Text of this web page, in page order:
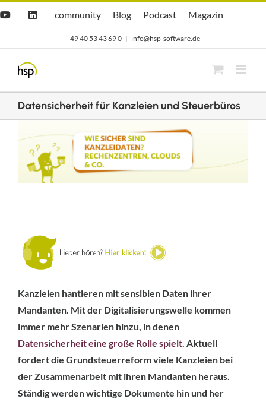
YouTubeLinkedIn
Hsp
community
community
hsp
Blog
Blog Opti.Cast
Podcast Opti.Mag
Magazin
+49 40 53 43 69 0 | info@hsp-software.de
Datensicherheit für Kanzleien und Steuerbüros
grösseres
Bild
Kanzleien hantieren mit sensiblen Daten ihrer
Mandanten. Mit der Digitalisierungswelle kommen
immer mehr Szenarien hinzu, in denen
Datensicherheit eine große Rolle spielt. Aktuell
fordert die Grundsteuerreform viele Kanzleien bei
der Zusammenarbeit mit ihren Mandanten heraus.
Ständig werden wichtige Dokumente hin und her